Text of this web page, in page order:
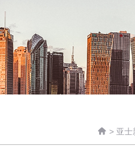
 > 亚士